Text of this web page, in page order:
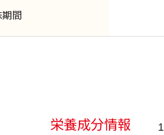
期間
栄養成分情報